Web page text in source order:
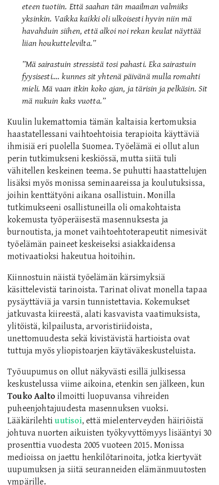
eteen tuotiin. Että saahan tän maailman valmiiks
yksinkin. Vaikka kaikki oli ulkoisesti hyvin niin mä
havahduin siihen, että alkoi noi rekan keulat näyttää
liian houkuttelevilta.”
”Mä sairastuin stressistä tosi pahasti. Eka sairastuin
fyysisesti…. kunnes sit yhtenä päivänä mulla romahti
mieli. Mä vaan itkin koko ajan, ja tärisin ja pelkäsin. Sit
mä nukuin kaks vuotta.”
Kuulin lukemattomia tämän kaltaisia kertomuksia
haastatellessani vaihtoehtoisia terapioita käyttäviä
ihmisiä eri puolella Suomea. Työelämä ei ollut alun
perin tutkimukseni keskiössä, mutta siitä tuli
vähitellen keskeinen teema. Se puhutti haastattelujen
lisäksi myös monissa seminaareissa ja koulutuksissa,
joihin kenttätyöni aikana osallistuin. Monilla
tutkimukseeni osallistuneilla oli omakohtaista
kokemusta työperäisestä masennuksesta ja
burnoutista, ja monet vaihtoehtoterapeutit nimesivät
työelämän paineet keskeiseksi asiakkaidensa
motivaatioksi hakeutua hoitoihin.
Kiinnostuin näistä työelämän kärsimyksiä
käsittelevistä tarinoista. Tarinat olivat monella tapaa
pysäyttäviä ja varsin tunnistettavia. Kokemukset
jatkuvasta kiireestä, alati kasvavista vaatimuksista,
ylitöistä, kilpailusta, arvoristiriidoista,
unettomuudesta sekä kivistävistä hartioista ovat
tuttuja myös yliopistoarjen käytäväkeskusteluista.
Työuupumus on ollut näkyvästi esillä julkisessa
keskustelussa viime aikoina, etenkin sen jälkeen, kun
Touko Aaltoilmoitti luopuvansa vihreiden
puheenjohtajuudesta masennuksen vuoksi.
Lääkärilehtiuutisoi, että mielenterveyden häiriöistä
johtuva nuorten aikuisten työkyvyttömyys lisääntyi 30
prosenttia vuodesta 2005 vuoteen 2015. Monissa
medioissa on jaettu henkilötarinoita, jotka kiertyvät
uupumuksen ja siitä seuranneiden elämänmuutosten
ympärille.